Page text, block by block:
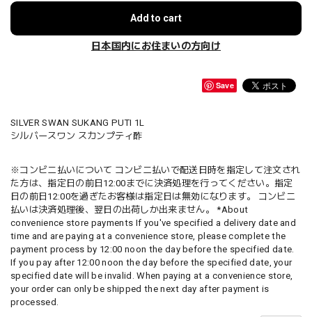
Add to cart
日本国内にお住まいの方向け
Save
SILVER SWAN SUKANG PUTI 1L
シルバースワン スカンプティ酢
※コンビニ払いについて コンビニ払いで配送日時を指定して注文され
た方は、指定日の前日12:00までに決済処理を行ってください。指定
日の前日12:00を過ぎたお客様は指定日は無効になります。 コンビニ
払いは決済処理後、翌日の出荷しか出来ません。 *About
convenience store payments If you've specified a delivery date and
time and are paying at a convenience store, please complete the
payment process by 12:00 noon the day before the specified date.
If you pay after 12:00 noon the day before the specified date, your
specified date will be invalid. When paying at a convenience store,
your order can only be shipped the next day after payment is
processed.